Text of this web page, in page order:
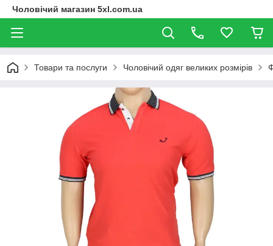
Чоловічий магазин 5xl.com.ua
Товари та послуги Чоловічий одяг великих розмірів